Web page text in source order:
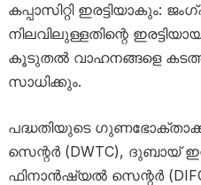
കപ്പാസിറ്റി ഇരട്ടിയാകും:
നിലവിലുള്ളതിന്റെ
കൂടുതൽ വാഹനങ്ങളെ
സാധിക്കും.
പദ്ധതിയുടെ
സെന്റർ (DWTC),
ഫിനാൻഷ്യൽ സെന്റർ